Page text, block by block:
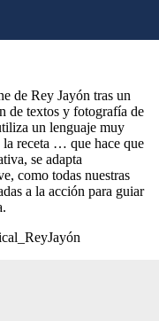
de Rey Jayón tras un
de textos y fotografía de
un lenguaje muy
la receta … que hace que
se adapta
como todas nuestras
a la acción para guiar